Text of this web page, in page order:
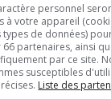
Sylvain Rochon
Victoire
personnel
à votre appareil
types de données)
partenaires, ainsi
par ce site.
susceptibles
Liste des